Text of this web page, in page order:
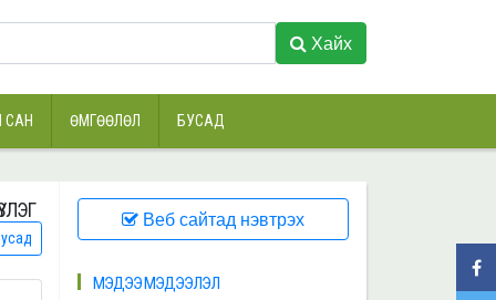
Хайх
САН ӨМГӨӨЛӨЛ БУСАД
Веб сайтад нэвтрэх
МЭДЭЭ МЭДЭЭЛЭЛ